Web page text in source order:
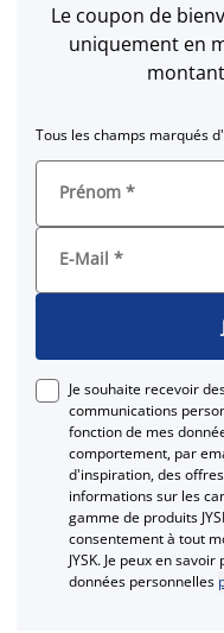
Le coupon de
uniquement en
Tous les champs marqués
Prénom *
E-Mail *
Je souhaite recevoir
communications
fonction de mes
comportement, par
d'inspiration, des
informations sur les
gamme de produits
consentement à tout
JYSK. Je peux en
données personnelles